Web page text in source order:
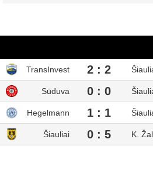
TransInvest 2 : 2
Sūduva 0 : 0
Hegelmann 1 : 1
Šiauliai 0 : 5 K.